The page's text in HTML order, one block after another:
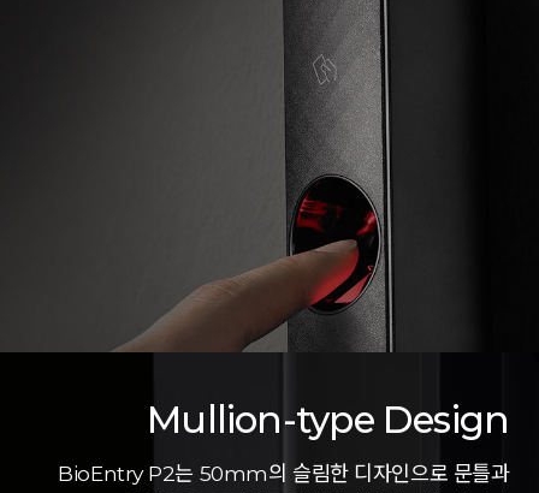
Mullion-type Design
BioEntry P2는 50mm의 슬림한 디자인으로 문틀과